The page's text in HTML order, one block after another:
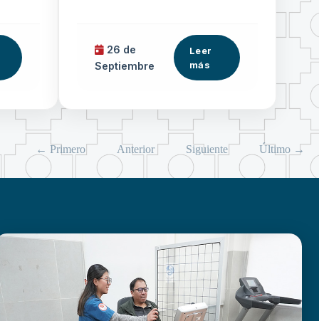
26 de
Septiembre
Leer
más
← Primero Anterior Siguiente Último →